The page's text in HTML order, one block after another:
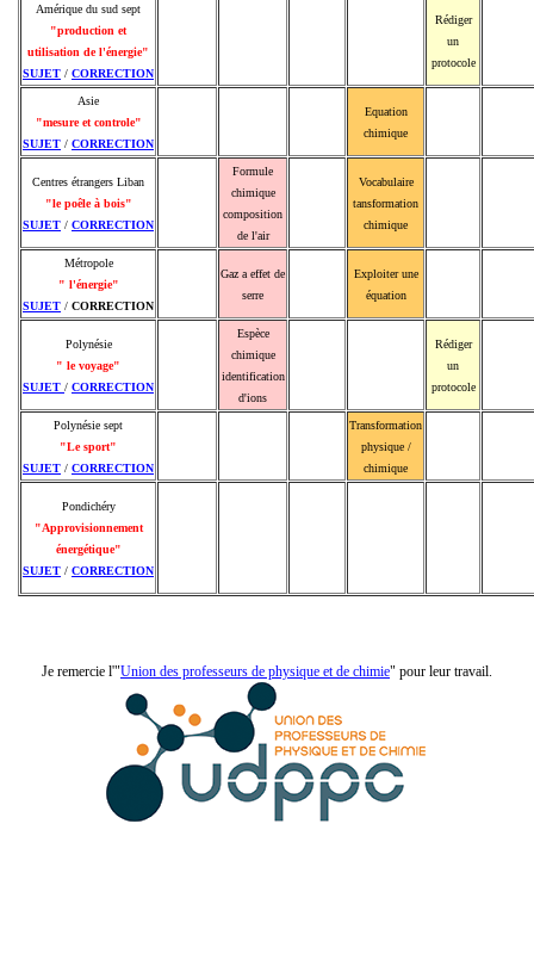
Amérique du sud sept
"production et
utilisation de l'énergie"
SUJET / CORRECTION
Rédiger
un
protocole
Asie
"mesure et controle"
SUJET / CORRECTION
Equation
chimique
Centres étrangers Liban
"le poêle à bois"
SUJET / CORRECTION
Formule
chimique
composition
de l'air
Vocabulaire
tansformation
chimique
Métropole
" l'énergie"
SUJET / CORRECTION
Gaz a effet de
serre
Exploiter une
équation
Polynésie
" le voyage"
SUJET / CORRECTION
Espèce
chimique
identification
d'ions
Rédiger
un
protocole
Polynésie sept
"Le sport"
SUJET / CORRECTION
Transformation
physique /
chimique
Pondichéry
"Approvisionnement
énergétique"
SUJET / CORRECTION
Je remercie l'"Union des professeurs de physique et de chimie" pour leur travail.